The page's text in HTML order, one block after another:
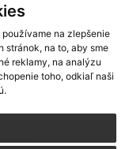
na zlepšenie
na to, aby sme
reklamy, na analýzu
toho, odkiaľ naši
s využitím RSS
stránok,web portál
,registrácia domény